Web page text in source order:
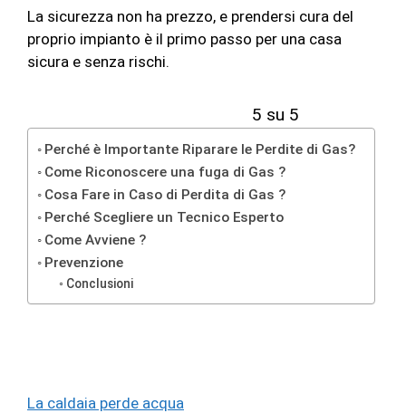
La sicurezza non ha prezzo, e prendersi cura del
proprio impianto è il primo passo per una casa
sicura e senza rischi.
5 su 5
Perché è Importante Riparare le Perdite di Gas?
Come Riconoscere una fuga di Gas ?
Cosa Fare in Caso di Perdita di Gas ?
Perché Scegliere un Tecnico Esperto
Come Avviene ?
Prevenzione
Conclusioni
La caldaia perde acqua